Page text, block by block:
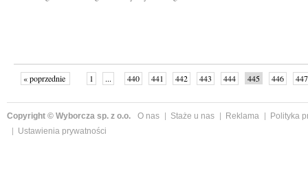
« poprzednie 1 ... 440 441 442 443 444 445 446
447
Copyright © Wyborcza sp. z o.o. O nas Staże u nas Reklama
Polityka
Ustawienia prywatności